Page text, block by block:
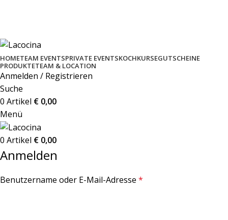
HOMETEAM EVENTSPRIVATE EVENTSKOCHKURSEGUTSCHEINE
PRODUKTETEAM & LOCATION
Anmelden / Registrieren
Suche
0 Artikel € 0,00
Menü
0 Artikel € 0,00
Anmelden
Benutzername oder E-Mail-Adresse *